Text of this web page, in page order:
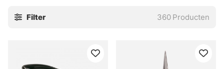
Filter 360 Producten